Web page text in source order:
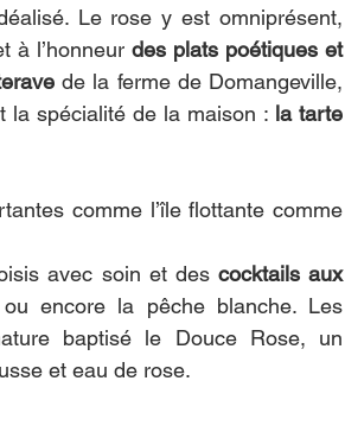
Le rose y est omniprésent,
à l’honneur des plats poétiques et
de la ferme de Domangeville,
la spécialité de la maison : la tarte
comme l’île flottante comme
avec soin et des cocktails aux
encore la pêche blanche. Les
baptisé le Douce Rose, un
et eau de rose.